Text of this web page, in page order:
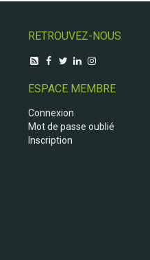
RETROUVEZ-NOUS
ESPACE MEMBRE
Connexion
Mot de passe oublié
Inscription